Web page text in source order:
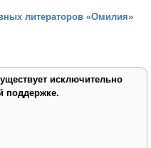
литераторов «Омилия»
исключительно
поддержке.